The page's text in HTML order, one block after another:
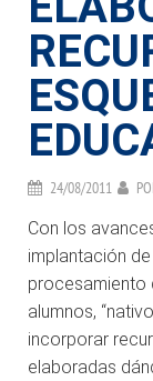
24/08/2011
Con los
implantación
procesamiento
alumnos,
incorporar
elaboradas